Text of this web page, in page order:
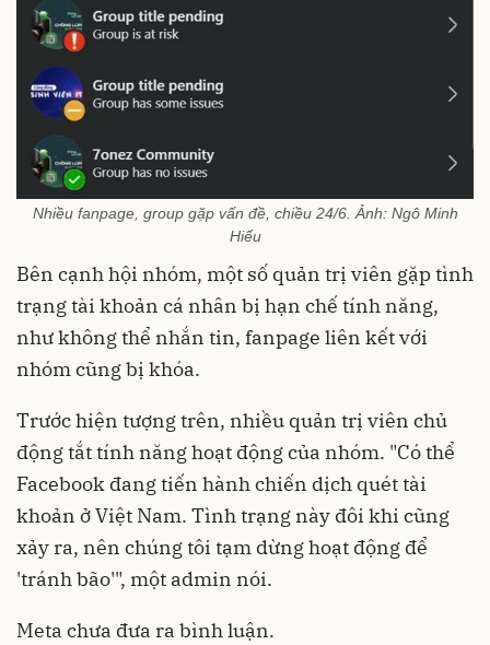
Nhiều fanpage, group gặp vấn đề, chiều 24/6. Ảnh: Ngô Minh
Hiếu
Bên cạnh hội nhóm, một số quản trị viên gặp tình
trạng tài khoản cá nhân bị hạn chế tính năng,
như không thể nhắn tin, fanpage liên kết với
nhóm cũng bị khóa.
Trước hiện tượng trên, nhiều quản trị viên chủ
động tắt tính năng hoạt động của nhóm. "Có thể
Facebook đang tiến hành chiến dịch quét tài
khoản ở Việt Nam. Tình trạng này đôi khi cũng
xảy ra, nên chúng tôi tạm dừng hoạt động để
'tránh bão'", một admin nói.
Meta chưa đưa ra bình luận.